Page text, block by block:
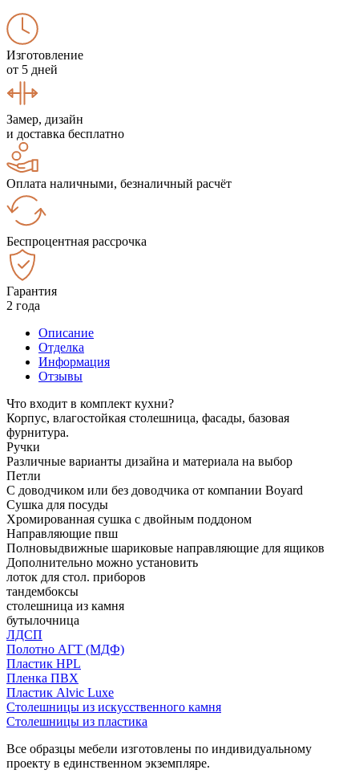
Изготовление
от 5 дней
Замер, дизайн
и доставка бесплатно
Оплата наличными, безналичный расчёт
Беспроцентная рассрочка
Гарантия
2 года
Описание
Отделка
Информация
Отзывы
Что входит в комплект кухни?
Корпус, влагостойкая столешница, фасады, базовая
фурнитура.
Ручки
Различные варианты дизайна и материала на выбор
Петли
С доводчиком или без доводчика от компании Boyard
Сушка для посуды
Хромированная сушка с двойным поддоном
Направляющие пвш
Полновыдвижные шариковые направляющие для ящиков
Дополнительно можно установить
лоток для стол. приборов
тандембоксы
столешница из камня
бутылочница
ЛДСП
Полотно АГТ (МДФ)
Пластик HPL
Пленка ПВХ
Пластик Alvic Luxe
Столешницы из искусственного камня
Столешницы из пластика
Все образцы мебели изготовлены по индивидуальному
проекту в единственном экземпляре.